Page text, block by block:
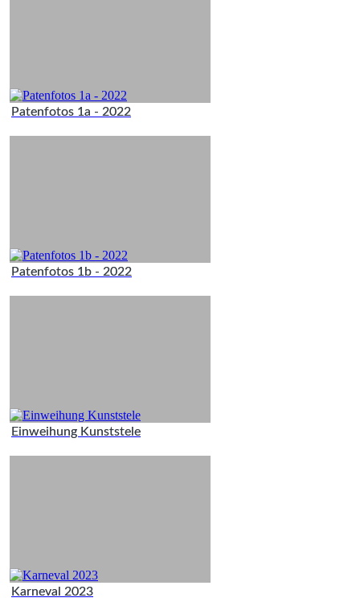
Patenfotos 1a - 2022
Patenfotos 1b - 2022
Einweihung Kunststele
Karneval 2023